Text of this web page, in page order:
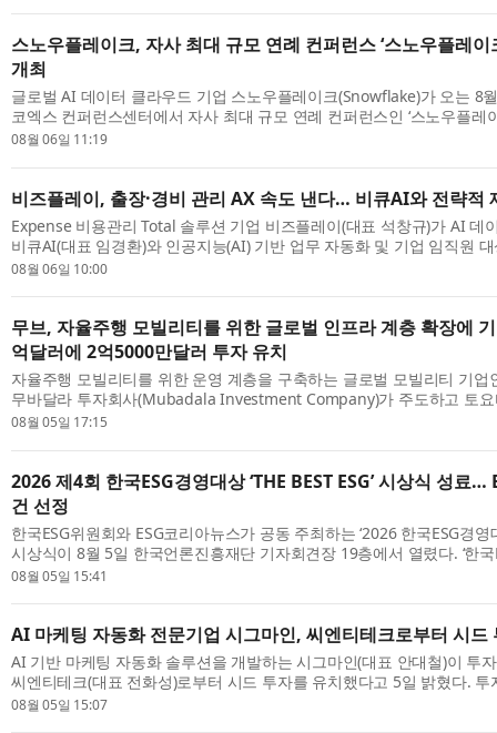
스노우플레이크, 자사 최대 규모 연례 컨퍼런스 ‘스노우플레이
개최
글로벌 AI 데이터 클라우드 기업 스노우플레이크(Snowflake)가 오는 8
코엑스 컨퍼런스센터에서 자사 최대 규모 연례 컨퍼런스인 ‘스노우플레
(Snowflake World Tour) 서울’을 개최한다. ‘스노우플레이크 월드 투어’
08월 06일 11:19
비즈플레이, 출장·경비 관리 AX 속도 낸다… 비큐AI와 전략적
Expense 비용관리 Total 솔루션 기업 비즈플레이(대표 석창규)가 AI 데
비큐AI(대표 임경환)와 인공지능(AI) 기반 업무 자동화 및 기업 임직원
화를 위한 전략적 업무협약을 체결했다고 6일 밝혔다. 양사는 5일 서울
08월 06일 10:00
무브, 자율주행 모빌리티를 위한 글로벌 인프라 계층 확장에
억달러에 2억5000만달러 투자 유치
자율주행 모빌리티를 위한 운영 계층을 구축하는 글로벌 모빌리티 기업
무바달라 투자회사(Mubadala Investment Company)가 주도하고 토요
펀드인 우븐 캐피털(Woven Capital)과 아이온 퍼시픽(Ion Pacific)이 공
08월 05일 17:15
2026 제4회 한국ESG경영대상 ‘THE BEST ESG’ 시상식 성료…
건 선정
한국ESG위원회와 ESG코리아뉴스가 공동 주최하는 ‘2026 한국ESG경영
시상식이 8월 5일 한국언론진흥재단 기자회견장 19층에서 열렸다. ‘한
BEST ESG’는 ESG(환경·사회·지배구조)경영을 실천하는 기업과 공공기
08월 05일 15:41
AI 마케팅 자동화 전문기업 시그마인, 씨엔티테크로부터 시드
AI 기반 마케팅 자동화 솔루션을 개발하는 시그마인(대표 안대철)이 투
씨엔티테크(대표 전화성)로부터 시드 투자를 유치했다고 5일 밝혔다.
시그마인은 이번 투자금을 자기진화 엔진 및 B2B SaaS 플랫폼 ‘시그마인
08월 05일 15:07